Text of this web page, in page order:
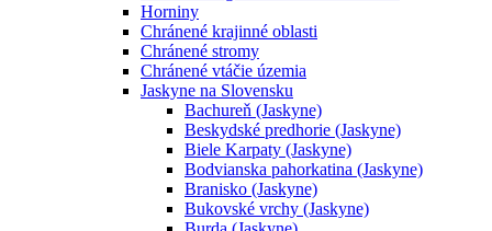
Horniny
Chránené krajinné oblasti
Chránené stromy
Chránené vtáčie územia
Jaskyne na Slovensku
Bachureň (Jaskyne)
Beskydské predhorie (Jaskyne)
Biele Karpaty (Jaskyne)
Bodvianska pahorkatina (Jaskyne)
Branisko (Jaskyne)
Bukovské vrchy (Jaskyne)